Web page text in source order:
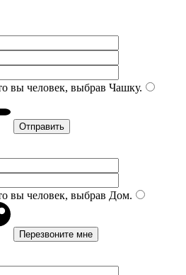
вы человек, выбрав Чашку.
вы человек, выбрав Дом.